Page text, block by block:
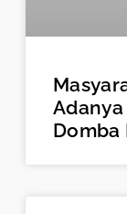
Domba